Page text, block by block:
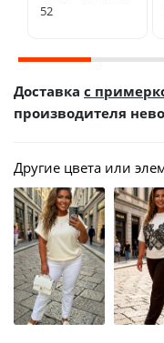
52
Доставка с
производителя
Другие цвета или